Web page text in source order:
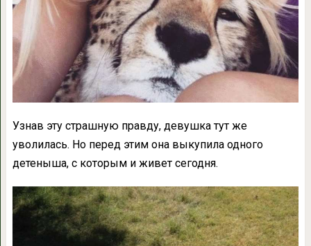
Узнав эту страшную правду, девушка тут же
уволилась. Но перед этим она выкупила одного
детеныша, с которым и живет сегодня.